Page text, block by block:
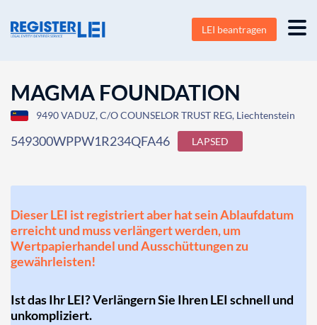
LEI beantragen
MAGMA FOUNDATION
9490 VADUZ, C/O COUNSELOR TRUST REG, Liechtenstein
549300WPPW1R234QFA46 LAPSED
Dieser LEI ist registriert aber hat sein Ablaufdatum
erreicht und muss verlängert werden, um
Wertpapierhandel und Ausschüttungen zu
gewährleisten!
Ist das Ihr LEI? Verlängern Sie Ihren LEI schnell und
unkompliziert.